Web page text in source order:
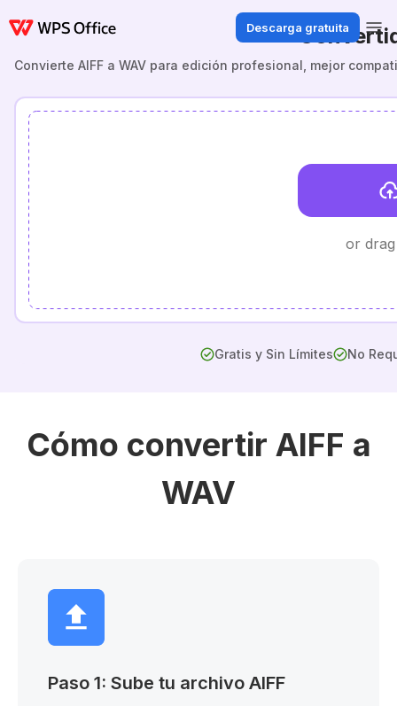
Descarga gratuita
Convierte AIFF a WAV para edición profesional, mejor
or
Gratis y Sin Límites No
Cómo convertir AIFF a
WAV
Paso 1: Sube tu archivo AIFF